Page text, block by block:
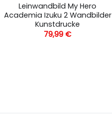
Leinwandbild My Hero
Academia Izuku 2 Wandbilder
Kunstdrucke
79,99€